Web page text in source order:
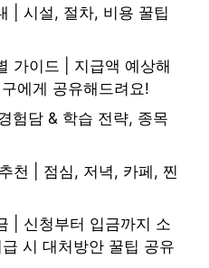
| 시설, 절차, 비용 꿀팁
가이드 | 지급액 예상해
에게 공유해드려요!
험담 & 학습 전략, 종목
천 | 점심, 저녁, 카페, 찐
| 신청부터 입금까지 소
시 대처방안 꿀팁 공유